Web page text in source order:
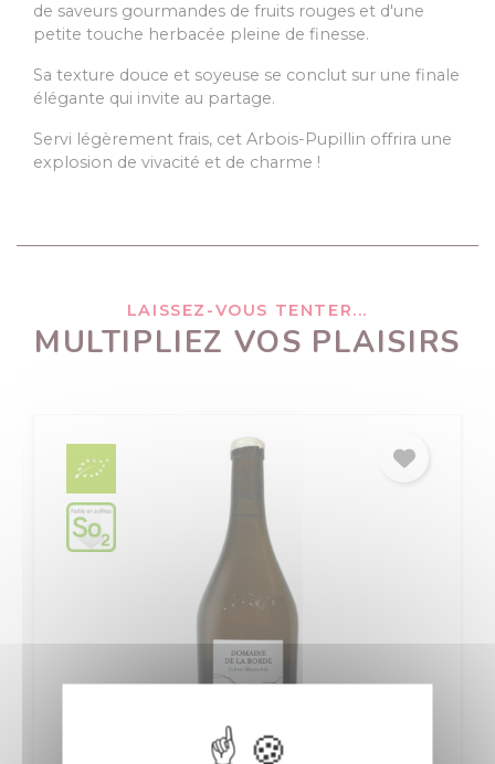
de saveurs gourmandes de fruits rouges et d'une
petite touche herbacée pleine de finesse.
Sa texture douce et soyeuse se conclut sur une finale
élégante qui invite au partage.
Servi légèrement frais, cet Arbois-Pupillin offrira une
explosion de vivacité et de charme !
LAISSEZ-VOUS TENTER...
MULTIPLIEZ VOS PLAISIRS